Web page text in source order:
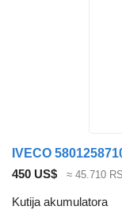
450 US$ ≈ 45.710
Kutija akumulatora